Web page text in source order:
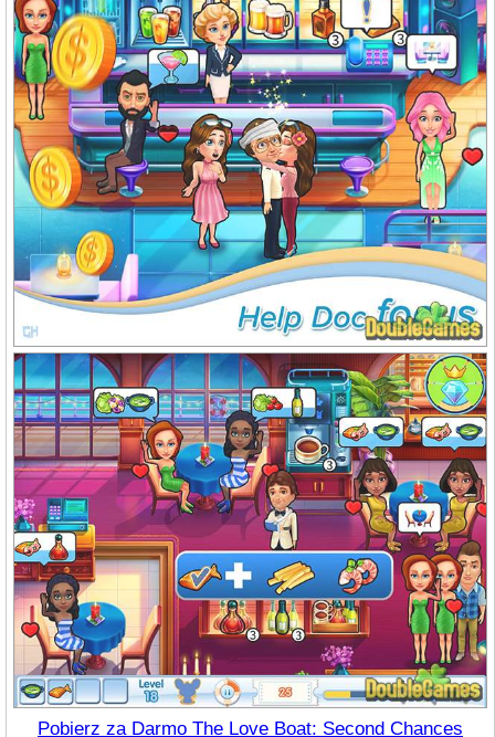
Pobierz za Darmo The Love Boat: Second Chances